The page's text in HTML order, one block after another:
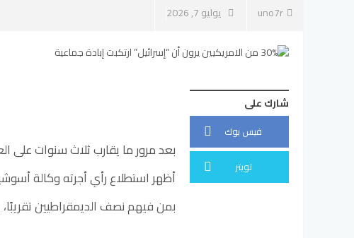
uno7r يوليو 7, 2026
شارك على
فيس بوك
تويتر
بعد مرور ما يقارب ثلاث سنوات على
أظهر استطلاع رأي أجرته وكالة
بمن فيهم نصف الديمقراطيين